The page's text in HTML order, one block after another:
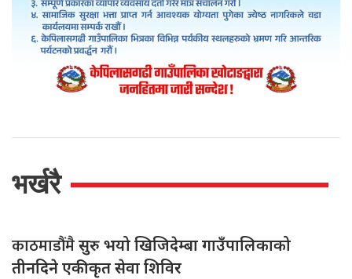
भर्खरै
काठमाडौंमैसुरु भयो खिजिदेम्बा गाउँपालिकाको
तीनदिने एकीकृत सेवा शिविर